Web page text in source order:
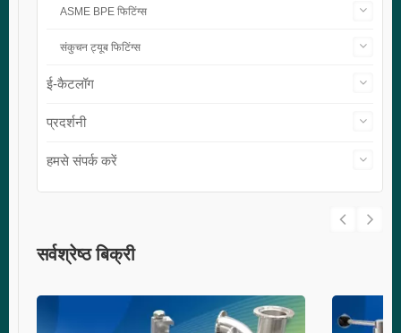
ASME BPE फिटिंग्स
संकुचन ट्यूब फिटिंग्स
ई-कैटलॉग
प्रदर्शनी
हमसे संपर्क करें
सर्वश्रेष्ठ बिक्री